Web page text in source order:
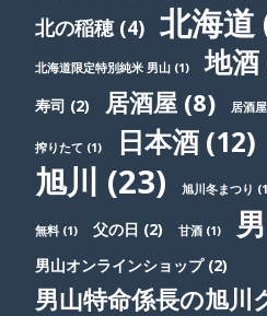
北の稲穂(4) 北海道
北海道限定特別純米 男山 (1) 地酒
寿司 (2) 居酒屋 (8) 居酒
搾りたて (1) 日本酒 (12)
旭川 (23) 旭川冬まつり
無料 (1) 父の日 (2) 甘酒 (1)
男山オンラインショップ(2)
男山特命係長の旭川